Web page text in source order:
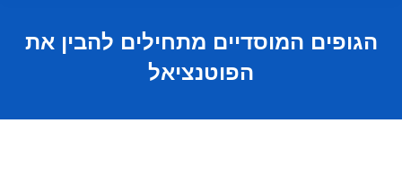
הגופים המוסדיים מתחילים להבין את
הפוטנציאל